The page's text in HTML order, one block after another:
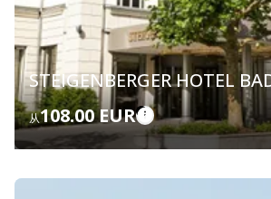
STEIGENBERGER HOTEL
从108.00 EUR